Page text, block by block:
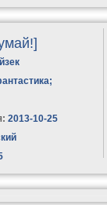
;
2013-10-25